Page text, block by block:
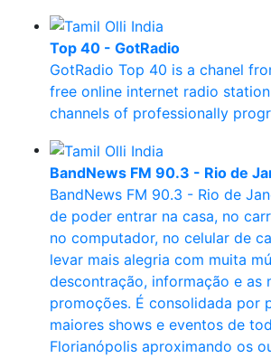
Top 40 - GotRadio
GotRadio Top 40 is a chanel
free online internet radio
channels of professionally
BandNews FM 90.3 - Rio de
BandNews FM 90.3 - Rio de
de poder entrar na casa, no
no computador, no celular de
levar mais alegria com muita
descontração, informação e as
promoções. É consolidada por
maiores shows e eventos de
Florianópolis aproximando os